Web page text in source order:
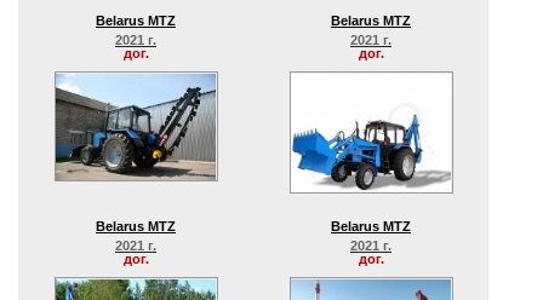
Belarus MTZ
2021 г.
дог.
Belarus MTZ
2021 г.
дог.
Belarus MTZ
2021 г.
дог.
Belarus MTZ
2021 г.
дог.